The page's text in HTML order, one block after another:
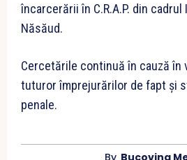
încarcerării în C.R.A.P. din cadrul
Năsăud.
Cercetările continuă în cauză în
tuturor împrejurărilor de fapt şi
penale.
By Bucovina